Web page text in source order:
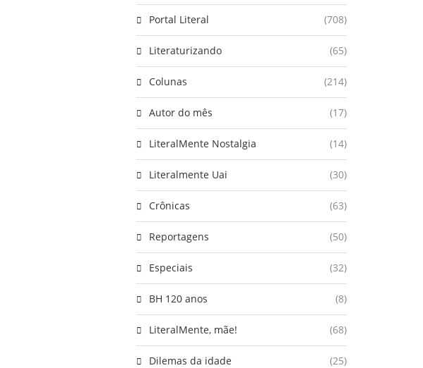
Portal Literal (708)
Literaturizando (65)
Colunas (214)
Autor do mês (17)
LiteralMente Nostalgia (14)
Literalmente Uai (30)
Crônicas (63)
Reportagens (50)
Especiais (32)
BH 120 anos (8)
LiteralMente, mãe! (68)
Dilemas da idade (25)